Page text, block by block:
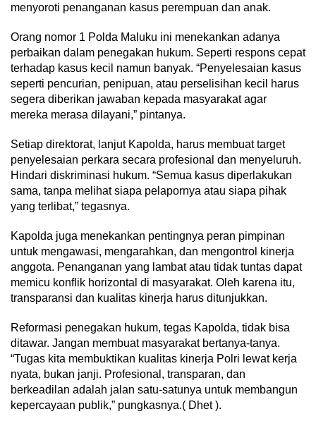
menyoroti penanganan kasus perempuan dan anak.
Orang nomor 1 Polda Maluku ini menekankan adanya
perbaikan dalam penegakan hukum. Seperti respons cepat
terhadap kasus kecil namun banyak. “Penyelesaian kasus
seperti pencurian, penipuan, atau perselisihan kecil harus
segera diberikan jawaban kepada masyarakat agar
mereka merasa dilayani,” pintanya.
Setiap direktorat, lanjut Kapolda, harus membuat target
penyelesaian perkara secara profesional dan menyeluruh.
Hindari diskriminasi hukum. “Semua kasus diperlakukan
sama, tanpa melihat siapa pelapornya atau siapa pihak
yang terlibat,” tegasnya.
Kapolda juga menekankan pentingnya peran pimpinan
untuk mengawasi, mengarahkan, dan mengontrol kinerja
anggota. Penanganan yang lambat atau tidak tuntas dapat
memicu konflik horizontal di masyarakat. Oleh karena itu,
transparansi dan kualitas kinerja harus ditunjukkan.
Reformasi penegakan hukum, tegas Kapolda, tidak bisa
ditawar. Jangan membuat masyarakat bertanya-tanya.
“Tugas kita membuktikan kualitas kinerja Polri lewat kerja
nyata, bukan janji. Profesional, transparan, dan
berkeadilan adalah jalan satu-satunya untuk membangun
kepercayaan publik,” pungkasnya.( Dhet ).